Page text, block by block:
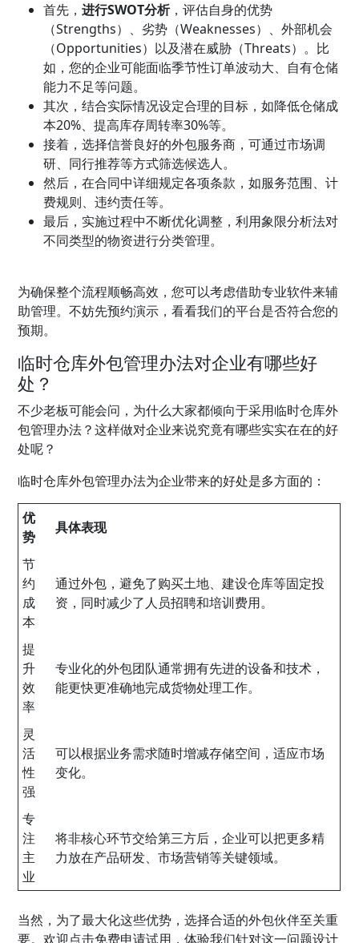
首先，进行SWOT分析，评估自身的优势
（Strengths）、劣势（Weaknesses）、外部机会
（Opportunities）以及潜在威胁（Threats）。比
如，您的企业可能面临季节性订单波动大、自有仓储
能力不足等问题。
其次，结合实际情况设定合理的目标，如降低仓储成
本20%、提高库存周转率30%等。
接着，选择信誉良好的外包服务商，可通过市场调
研、同行推荐等方式筛选候选人。
然后，在合同中详细规定各项条款，如服务范围、计
费规则、违约责任等。
最后，实施过程中不断优化调整，利用象限分析法对
不同类型的物资进行分类管理。
为确保整个流程顺畅高效，您可以考虑借助专业软件来辅
助管理。不妨先预约演示，看看我们的平台是否符合您的
预期。
临时仓库外包管理办法对企业有哪些好
处？
不少老板可能会问，为什么大家都倾向于采用临时仓库外
包管理办法？这样做对企业来说究竟有哪些实实在在的好
处呢？
临时仓库外包管理办法为企业带来的好处是多方面的：
优
势
具体表现
节
约
成
本
通过外包，避免了购买土地、建设仓库等固定投
资，同时减少了人员招聘和培训费用。
提
升
效
率
专业化的外包团队通常拥有先进的设备和技术，
能更快更准确地完成货物处理工作。
灵
活
性
强
可以根据业务需求随时增减存储空间，适应市场
变化。
专
注
主
业
将非核心环节交给第三方后，企业可以把更多精
力放在产品研发、市场营销等关键领域。
当然，为了最大化这些优势，选择合适的外包伙伴至关重
要。欢迎点击免费申请试用，体验我们针对这一问题设计